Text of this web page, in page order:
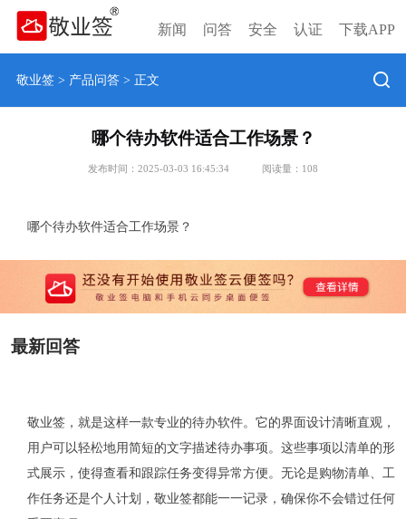
新闻 问答 安全 认证 下载APP
敬业签> 产品问答> 正文
哪个待办软件适合工作场景？
发布时间：2025-03-03 16:45:34 阅读量： 108
哪个待办软件适合工作场景？
最新回答
敬业签，就是这样一款专业的待办软件。它的界面设计清晰直观，
用户可以轻松地用简短的文字描述待办事项。这些事项以清单的形
式展示，使得查看和跟踪任务变得异常方便。无论是购物清单、工
作任务还是个人计划，敬业签都能一一记录，确保你不会错过任何